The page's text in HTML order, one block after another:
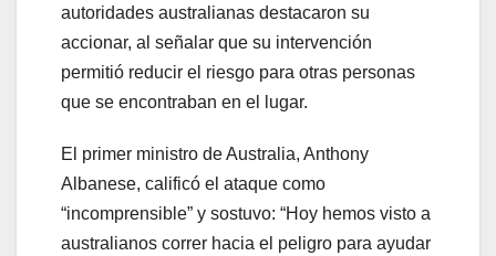
autoridades australianas destacaron su
accionar, al señalar que su intervención
permitió reducir el riesgo para otras personas
que se encontraban en el lugar.
El primer ministro de Australia, Anthony
Albanese, calificó el ataque como
“incomprensible” y sostuvo: “Hoy hemos visto a
australianos correr hacia el peligro para ayudar